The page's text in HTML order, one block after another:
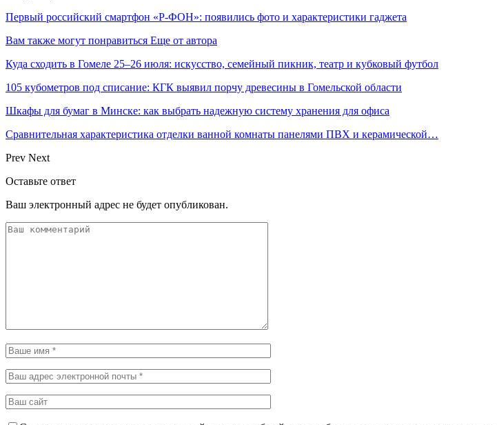
Первый российский смартфон «Р-ФОН»: появились фото и характеристики гаджета
Вам также могут понравиться Еще от автора
Куда сходить в Гомеле 25–26 июля: искусство, семейный пикник, театр и кубковый футбол
105 кубометров под списание: КГК выявил порчу древесины в Гомельской области
Шкафы для бумаг в Минске: как выбрать надежную систему хранения для офиса
Сравнительная характеристика отделки ванной комнаты панелями ПВХ и керамической…
Prev Next
Оставьте ответ
Ваш электронный адрес не будет опубликован.